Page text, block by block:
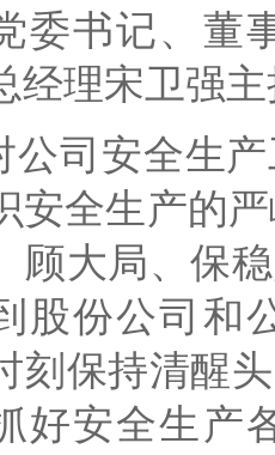
委书记、董
经理宋卫强
公司安全生
安全生产的
顾大局、保
股份公司和
刻保持清醒
好安全生产